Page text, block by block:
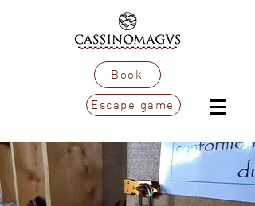
Book
Escape game